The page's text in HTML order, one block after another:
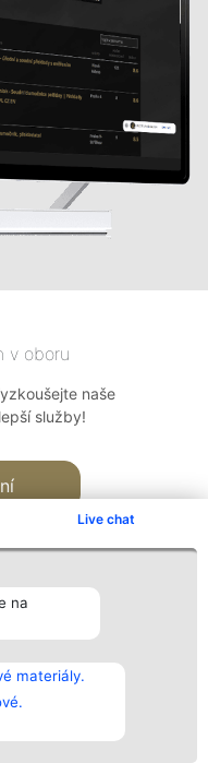
Live chat
na
materiály.
v oboru
naše
služby!
Kontakt